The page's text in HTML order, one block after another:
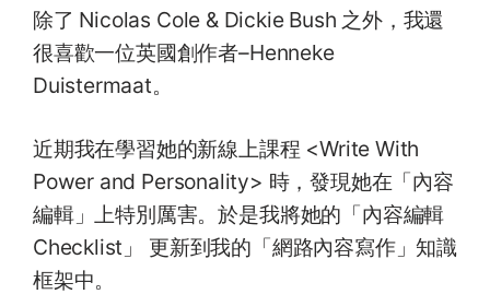
除了 Nicolas Cole & Dickie Bush 之外，我還
很喜歡一位英國創作者–Henneke
Duistermaat。
近期我在學習她的新線上課程 <Write With
Power and Personality> 時，發現她在「內容
編輯」上特別厲害。於是我將她的「內容編輯
Checklist」 更新到我的「網路內容寫作」知識
框架中。